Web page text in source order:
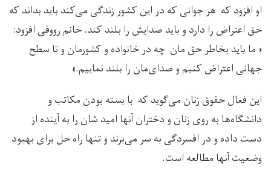
او افزود که هر جوانی که در این کشور زندگی می‌کند باید بداند که
حق اعتراض را دارد و باید صدایش را بلند کند. خانم رووفی افزود:
« ما باید بخاطر حق مان چه در خانواده و کشورمان و تا سطح
جهانی اعتراض کنیم و صدای‌مان را بلند نماییم.»
این فعال حقوق زنان می‌گوید که با بسته بودن مکاتب و
دانشگاه‌ها به روی زنان و دختران آنها امید شان را به آینده از
دست داده و در افسردگی به سر می‌برند و تنها راه حل برای بهبود
وضعیت آنها مطالعه است.